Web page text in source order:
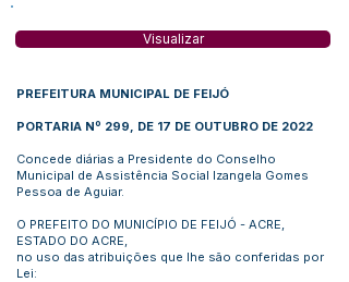
Visualizar
PREFEITURA MUNICIPAL DE FEIJÓ
PORTARIA Nº 299, DE 17 DE OUTUBRO DE 2022
Concede diárias a Presidente do Conselho
Municipal de Assistência Social Izangela Gomes
Pessoa de Aguiar.
O PREFEITO DO MUNICÍPIO DE FEIJÓ - ACRE,
ESTADO DO ACRE,
no uso das atribuições que lhe são conferidas por
Lei: